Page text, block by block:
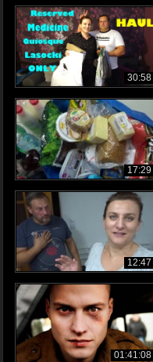
30:58
17:29
12:47
01:41:08